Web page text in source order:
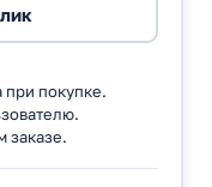
при покупке.
заказе.